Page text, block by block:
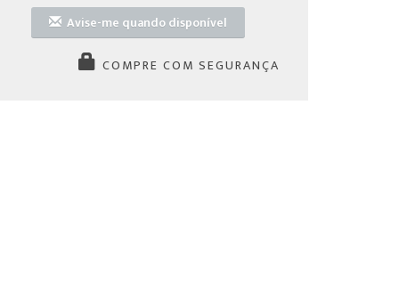
Avise-me quando disponível
COMPRE COM SEGURANÇA